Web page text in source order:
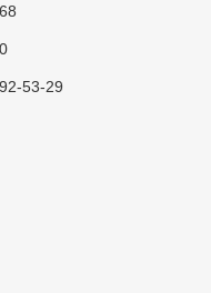
53-29